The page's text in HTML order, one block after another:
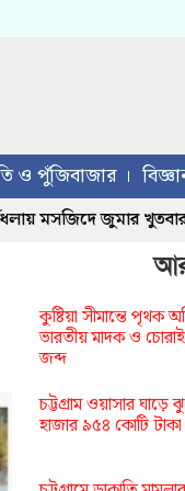
ও পুঁজিবাজার
মসজিদে জুমার খুতবার
কুষ্টিয়া সীমান্তে পৃথক
ভারতীয় মাদক ও
জব্দ
চট্টগ্রাম ওয়াসার ঘাড়ে
হাজার ৯৫৪ কোটি